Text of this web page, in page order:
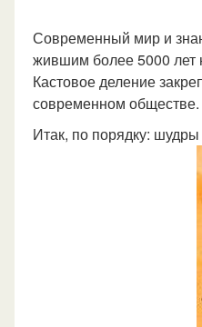
Современный мир и
жившим более 5000 лет
Кастовое деление
современном обществе.
Итак, по порядку: